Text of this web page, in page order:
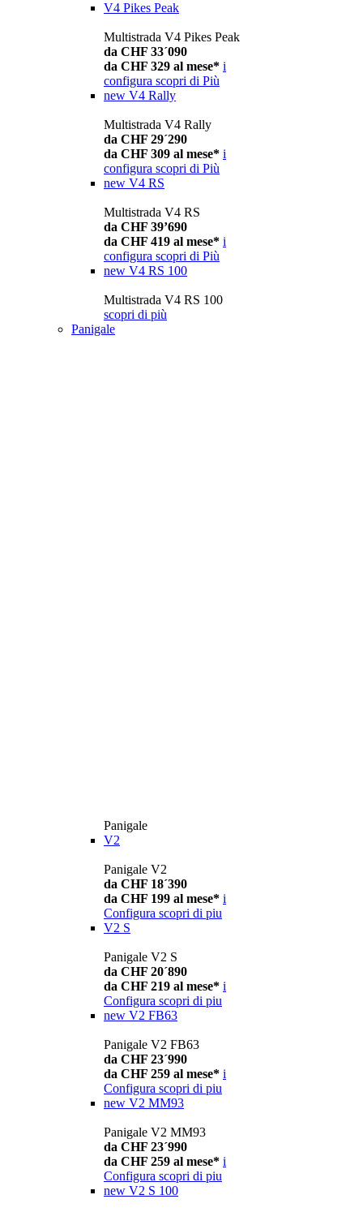
V4 Pikes Peak
Multistrada V4 Pikes Peak
da CHF 33´090
da CHF 329 al mese* i
configura scopri di Più
new V4 Rally
Multistrada V4 Rally
da CHF 29´290
da CHF 309 al mese* i
configura scopri di Più
new V4 RS
Multistrada V4 RS
da CHF 39’690
da CHF 419 al mese* i
configura scopri di Più
new V4 RS 100
Multistrada V4 RS 100
scopri di più
Panigale
Panigale
V2
Panigale V2
da CHF 18´390
da CHF 199 al mese* i
Configura scopri di piu
V2 S
Panigale V2 S
da CHF 20´890
da CHF 219 al mese* i
Configura scopri di piu
new V2 FB63
Panigale V2 FB63
da CHF 23´990
da CHF 259 al mese* i
Configura scopri di piu
new V2 MM93
Panigale V2 MM93
da CHF 23´990
da CHF 259 al mese* i
Configura scopri di piu
new V2 S 100